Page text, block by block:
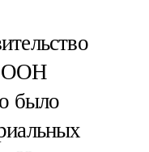
ООН
было